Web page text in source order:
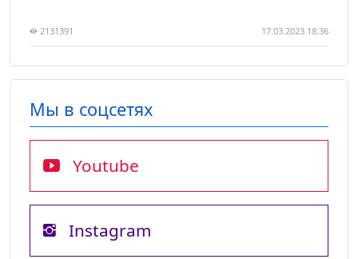
2131391 17.03.2023 18:36
Мы в соцсетях
Youtube
Instagram